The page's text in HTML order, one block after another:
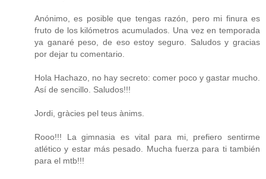
Anónimo, es posible que tengas razón, pero mi finura es
fruto de los kilómetros acumulados. Una vez en temporada
ya ganaré peso, de eso estoy seguro. Saludos y gracias
por dejar tu comentario.
Hola Hachazo, no hay secreto: comer poco y gastar mucho.
Así de sencillo. Saludos!!!
Jordi, gràcies pel teus ànims.
Rooo!!! La gimnasia es vital para mi, prefiero sentirme
atlético y estar más pesado. Mucha fuerza para ti también
para el mtb!!!